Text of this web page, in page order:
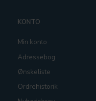
KONTO
Min konto
Adressebog
Ønskeliste
Ordrehistorik